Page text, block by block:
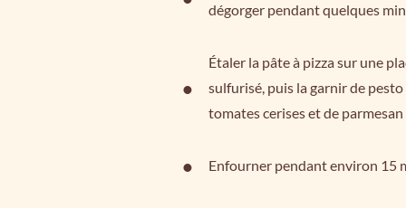
dégorger pendant quelques
Étaler la pâte à pizza sur une
sulfurisé, puis la garnir de
tomates cerises et de
Enfourner pendant environ 15